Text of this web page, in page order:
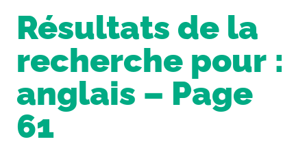
Résultats de la
recherche pour :
anglais – Page
61